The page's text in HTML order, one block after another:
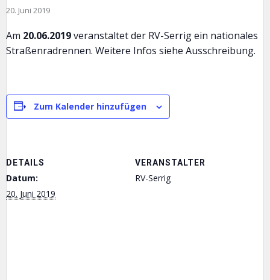
20. Juni 2019
Am 20.06.2019veranstaltet der RV-Serrig ein nationales
Straßenradrennen. Weitere Infos siehe Ausschreibung.
Zum Kalender hinzufügen
DETAILS
Datum:
20. Juni 2019
VERANSTALTER
RV-Serrig